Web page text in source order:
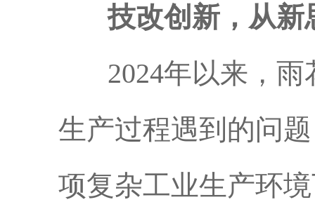
技改创新，从新
2024年以来，雨
生产过程遇到的问
项复杂工业生产环